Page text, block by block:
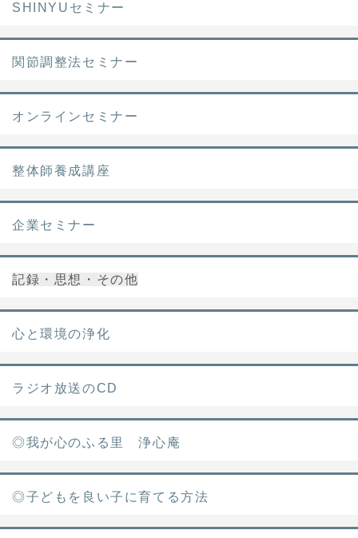
SHINYUセミナー
関節調整法セミナー
オンラインセミナー
整体師養成講座
企業セミナー
記録・思想・その他
心と環境の浄化
ラジオ放送のCD
◎我が心のふる里 浄心庵
◎子どもを良い子に育てる方法